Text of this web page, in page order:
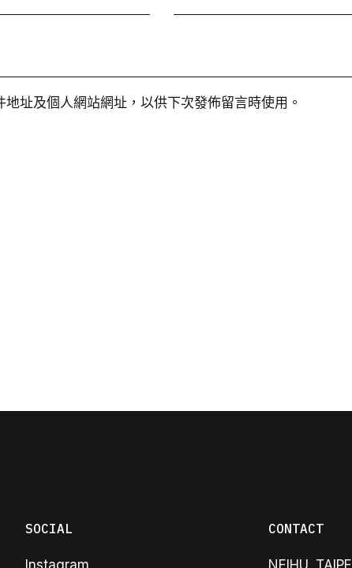
址及個人網站網址，以供下次發佈留言時使用。
SOCIAL
Instagram
CONTACT
NEIHU, TAIPEI